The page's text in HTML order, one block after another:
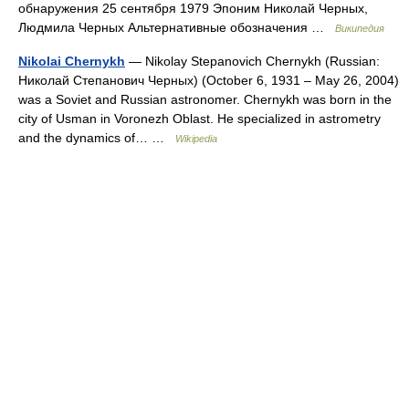
обнаружения 25 сентября 1979 Эпоним Николай Черных,
Людмила Черных Альтернативные обозначения …
Википедия
Nikolai Chernykh — Nikolay Stepanovich Chernykh (Russian:
Николай Степанович Черных) (October 6, 1931 – May 26, 2004)
was a Soviet and Russian astronomer. Chernykh was born in the
city of Usman in Voronezh Oblast. He specialized in astrometry
and the dynamics of… …
Wikipedia